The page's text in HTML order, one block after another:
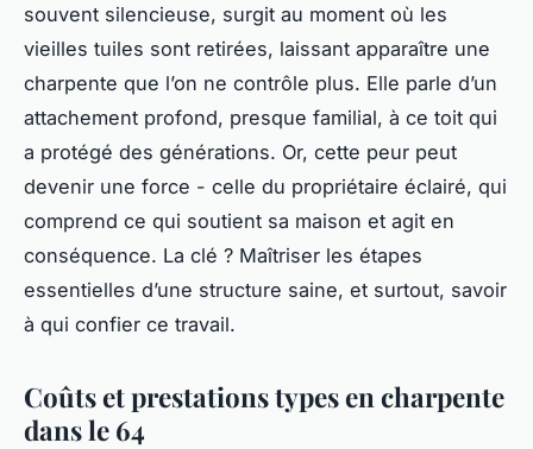
souvent silencieuse, surgit au moment où les
vieilles tuiles sont retirées, laissant apparaître une
charpente que l’on ne contrôle plus. Elle parle d’un
attachement profond, presque familial, à ce toit qui
a protégé des générations. Or, cette peur peut
devenir une force - celle du propriétaire éclairé, qui
comprend ce qui soutient sa maison et agit en
conséquence. La clé ? Maîtriser les étapes
essentielles d’une structure saine, et surtout, savoir
à qui confier ce travail.
Coûts et prestations types en charpente
dans le 64